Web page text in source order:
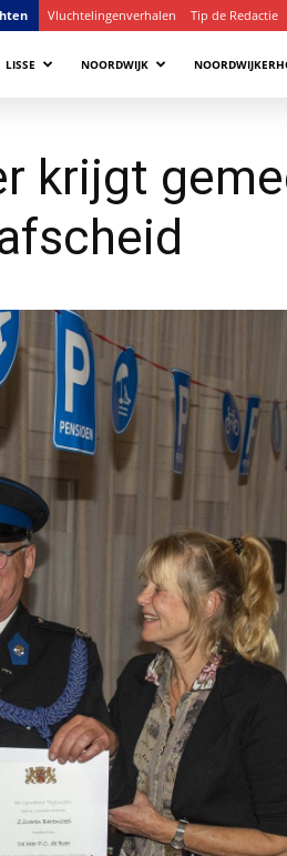
Vluchtelingenverhalen Tip de Redactie
LISSE NOORDWIJK
krijgt